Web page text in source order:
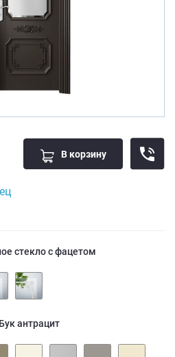
В корзину
стекло с фацетом
антрацит